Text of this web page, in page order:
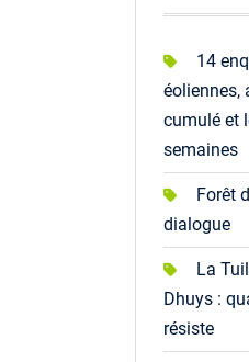
14
éoliennes,
cumulé et
semaines
Forêt
dialogue
La
Dhuys :
résiste